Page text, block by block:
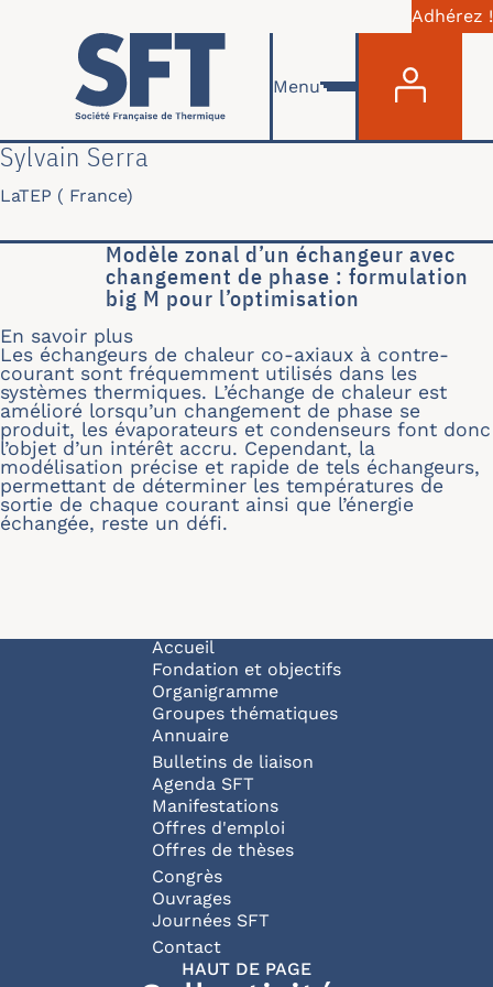
Aller au contenu principal
Adhérez !
Menu
Sylvain Serra
LaTEP ( France)
Modèle zonal d’un échangeur avec
changement de phase : formulation
big M pour l’optimisation
En savoir plus
Les échangeurs de chaleur co-axiaux à contre-
courant sont fréquemment utilisés dans les
systèmes thermiques. L’échange de chaleur est
amélioré lorsqu’un changement de phase se
produit, les évaporateurs et condenseurs font donc
l’objet d’un intérêt accru. Cependant, la
modélisation précise et rapide de tels échangeurs,
permettant de déterminer les températures de
sortie de chaque courant ainsi que l’énergie
échangée, reste un défi.
Navigation principale
Accueil
Fondation et objectifs
Organigramme
Groupes thématiques
Annuaire
Bulletins de liaison
Agenda SFT
Manifestations
Offres d'emploi
Offres de thèses
Congrès
Ouvrages
Journées SFT
Pied de page
Contact
HAUT DE PAGE